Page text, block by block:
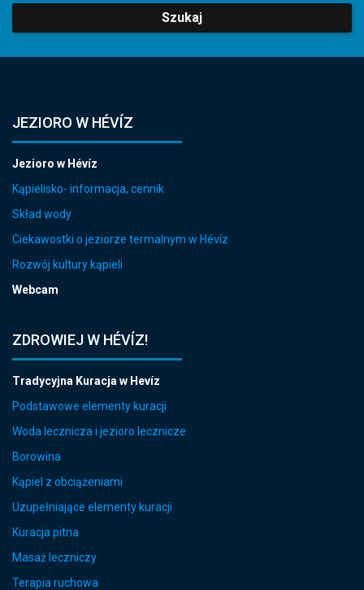
Szukaj
JEZIORO W HÉVÍZ
Jezioro w Hévíz
Kąpielisko- informacja, cennik
Skład wody
Ciekawostki o jeziorze termalnym w Hévíz
Rozwój kultury kąpieli
Webcam
ZDROWIEJ W HÉVÍZ!
Tradycyjna Kuracja w Hevíz
Podstawowe elementy kuracji
Woda lecznicza i jezioro lecznicze
Borowina
Kąpiel z obciążeniami
Uzupełniające elementy kuracji
Kuracja pitna
Masaż leczniczy
Terapia ruchowa